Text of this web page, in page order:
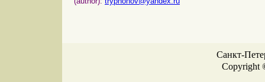
Санкт-
Copyright